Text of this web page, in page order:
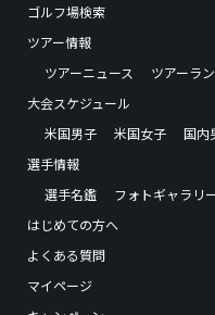
ゴルフ場検索
ツアー情報
ツアーニュース
ツアーラ
大会スケジュール
米国男子
米国女子 国内
選手情報
選手名鑑
フォトギャラリ
はじめての方へ
よくある質問
マイページ